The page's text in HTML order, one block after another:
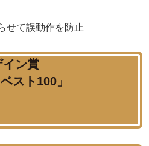
せて誤動作を防止
イン賞
スト100」